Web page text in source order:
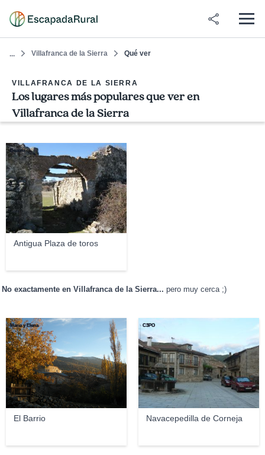
... Villafranca de la Sierra Qué ver
VILLAFRANCA DE LA SIERRA
Los lugares más populares que ver en
Villafranca de la Sierra
Antigua Plaza de toros
Beatriz
No exactamente en Villafranca de la Sierra... pero muy cerca ;)
El Barrio
Maria y Elena
Navacepedilla de Corneja
C3PO